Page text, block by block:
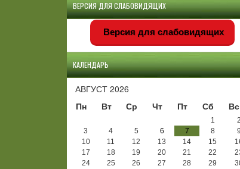
ВЕРСИЯ ДЛЯ СЛАБОВИДЯЩИХ
Версия для слабовидящих
КАЛЕНДАРЬ
АВГУСТ 2026
Пн
Вт Ср Чт Пт Сб Вс
1
2
3
4 5 6 7 8
9
10
11 12 13 14 15
17
18 19 20 21 22
24
25 26 27 28 29